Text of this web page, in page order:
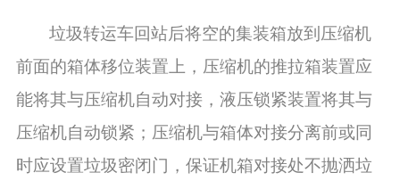
垃圾转运车回站后将空的集装箱放到压缩机
前面的箱体移位装置上，压缩机的推拉箱装置应
能将其与压缩机自动对接，液压锁紧装置将其与
压缩机自动锁紧；压缩机与箱体对接分离前或同
时应设置垃圾密闭门，保证机箱对接处不抛洒垃